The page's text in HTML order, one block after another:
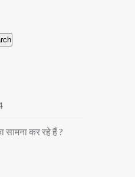
सामना कर रहे हैं ?